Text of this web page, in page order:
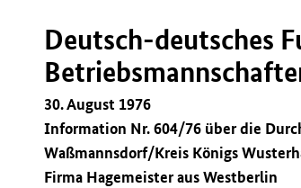
Deutsch-deutsches
30. August 1976
Information Nr. 604/76 über die
Waßmannsdorf/Kreis Königs
Firma Hagemeister aus Westberlin